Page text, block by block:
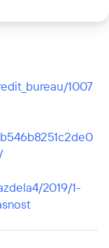
1007
2019/1-